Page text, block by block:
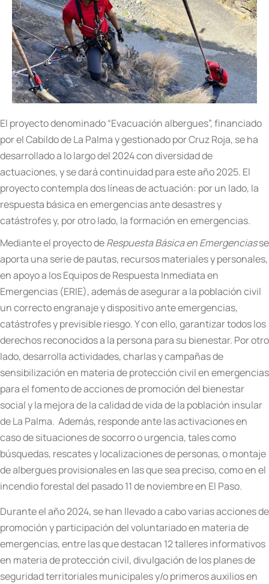
El proyecto denominado “Evacuación albergues”, financiado
por el Cabildo de La Palma y gestionado por Cruz Roja, se ha
desarrollado a lo largo del 2024 con diversidad de
actuaciones, y se dará continuidad para este año 2025. El
proyecto contempla dos líneas de actuación: por un lado, la
respuesta básica en emergencias ante desastres y
catástrofes y, por otro lado, la formación en emergencias.
Mediante el proyecto deRespuesta Básica en Emergenciasse
aporta una serie de pautas, recursos materiales y personales,
en apoyo a los Equipos de Respuesta Inmediata en
Emergencias (ERIE), además de asegurar a la población civil
un correcto engranaje y dispositivo ante emergencias,
catástrofes y previsible riesgo. Y con ello, garantizar todos los
derechos reconocidos a la persona para su bienestar. Por otro
lado, desarrolla actividades, charlas y campañas de
sensibilización en materia de protección civil en emergencias
para el fomento de acciones de promoción del bienestar
social y la mejora de la calidad de vida de la población insular
de La Palma. Además, responde ante las activaciones en
caso de situaciones de socorro o urgencia, tales como
búsquedas, rescates y localizaciones de personas, o montaje
de albergues provisionales en las que sea preciso, como en el
incendio forestal del pasado 11 de noviembre en El Paso.
Durante el año 2024, se han llevado a cabo varias acciones de
promoción y participación del voluntariado en materia de
emergencias, entre las que destacan 12 talleres informativos
en materia de protección civil, divulgación de los planes de
seguridad territoriales municipales y/o primeros auxilios en